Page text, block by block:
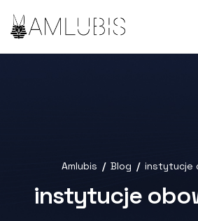
Amlubis Blog instytucje
instytucje